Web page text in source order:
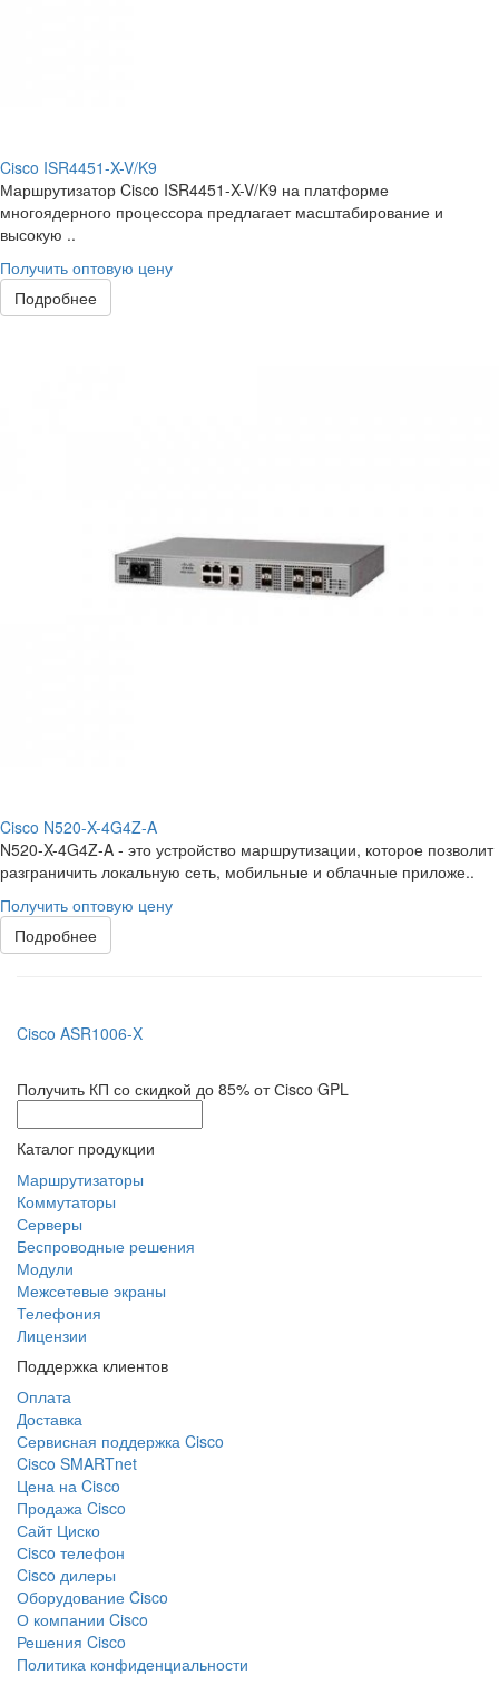
Cisco ISR4451-X-V/K9
Маршрутизатор Cisco ISR4451-X-V/K9 на платформе
многоядерного процессора предлагает масштабирование и
высокую ..
Получить оптовую цену
Подробнее
Cisco N520-X-4G4Z-A
N520-X-4G4Z-A - это устройство маршрутизации, которое позволит
разграничить локальную сеть, мобильные и облачные приложе..
Получить оптовую цену
Подробнее
Cisco ASR1006-X
Получить КП со скидкой до 85% от Сisco GPL
Каталог продукции
Маршрутизаторы
Коммутаторы
Серверы
Беспроводные решения
Модули
Межсетевые экраны
Телефония
Лицензии
Поддержка клиентов
Оплата
Доставка
Сервисная поддержка Cisco
Cisco SMARTnet
Цена на Cisco
Продажа Cisco
Сайт Циско
Сisco телефон
Cisco дилеры
Оборудование Cisco
О компании Cisco
Решения Cisco
Политика конфиденциальности